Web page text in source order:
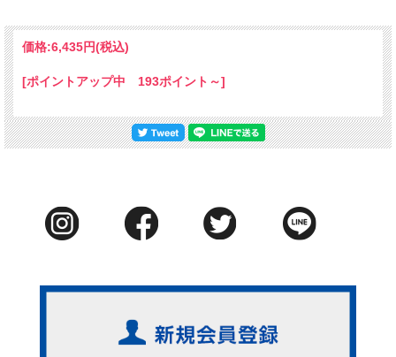
価格:6,435円(税込)
[ポイントアップ中 193ポイント～]